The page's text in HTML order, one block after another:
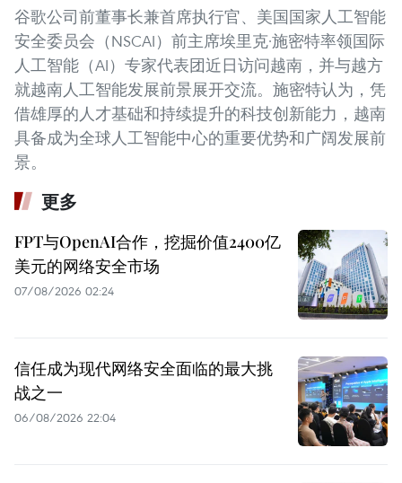
谷歌公司前董事长兼首席执行官、美国国家人工智能
安全委员会（NSCAI）前主席埃里克·施密特率领国际
人工智能（AI）专家代表团近日访问越南，并与越方
就越南人工智能发展前景展开交流。施密特认为，凭
借雄厚的人才基础和持续提升的科技创新能力，越南
具备成为全球人工智能中心的重要优势和广阔发展前
景。
更多
FPT与OpenAI合作，挖掘价值2400亿
美元的网络安全市场
07/08/2026 02:24
信任成为现代网络安全面临的最大挑
战之一
06/08/2026 22:04